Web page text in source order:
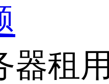
器租